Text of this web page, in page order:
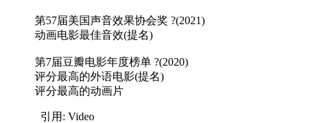
第57届美国声音效果协会奖 ?(2021)
动画电影最佳音效(提名)
第7届豆瓣电影年度榜单 ?(2020)
评分最高的外语电影(提名)
评分最高的动画片
引用: Video